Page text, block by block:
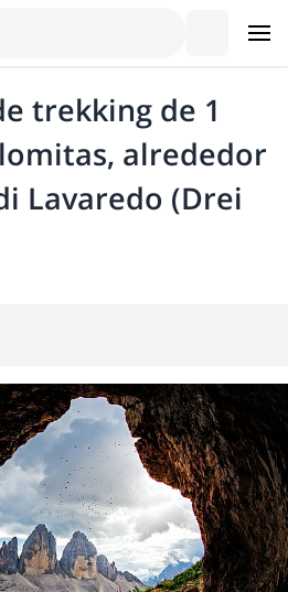
trekking de 1
alrededor
Lavaredo (Drei